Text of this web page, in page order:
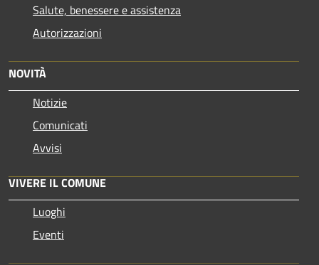
Salute, benessere e assistenza
Autorizzazioni
NOVITÀ
Notizie
Comunicati
Avvisi
VIVERE IL COMUNE
Luoghi
Eventi